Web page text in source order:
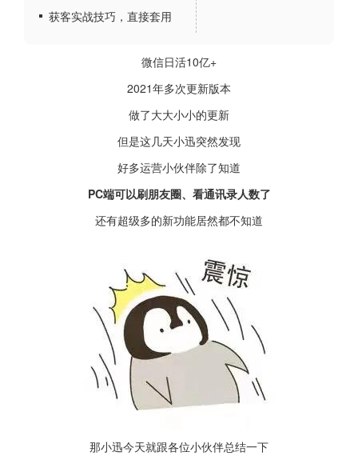
获客实战技巧，直接套用
微信日活10亿+
2021年多次更新版本
做了大大小小的更新
但是这几天小迅突然发现
好多运营小伙伴除了知道
PC端可以刷朋友圈、看通讯录人数了
还有超级多的新功能居然都不知道
那小迅今天就跟各位小伙伴总结一下